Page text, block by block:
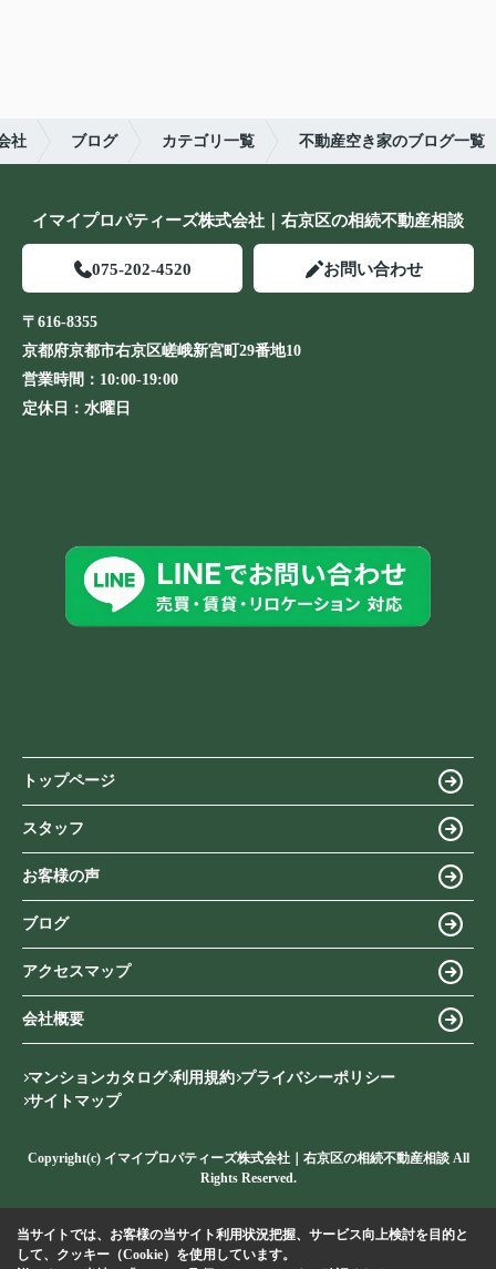
社 ブログ カテゴリ一覧 不動産空き家のブログ一覧
イマイプロパティーズ株式会社｜右京区の相続不動産相談
075-202-4520 お問い合わせ
〒616-8355
京都府京都市右京区嵯峨新宮町29番地10
営業時間： 10:00-19:00
定休日： 水曜日
トップページ
スタッフ
お客様の声
ブログ
アクセスマップ
会社概要
マンションカタログ 利用規約 プライバシーポリシー
サイトマップ
Copyright(c) イマイプロパティーズ株式会社｜右京区の相続不動産相談 All
Rights Reserved.
当サイトでは、お客様の当サイト利用状況把握、サービス向上検討を目的と
して、クッキー（Cookie）を使用しています。